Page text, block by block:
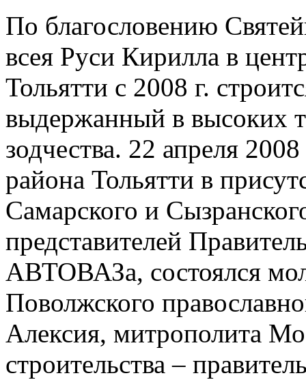
По благословению
всея Руси Кирилла в
Тольятти с 2008 г.
выдержанный в высоких
зодчества. 22 апреля
района Тольятти в
Самарского и
представителей
АВТОВАЗа, состоялся
Поволжского
Алексия, митрополита
строительства –